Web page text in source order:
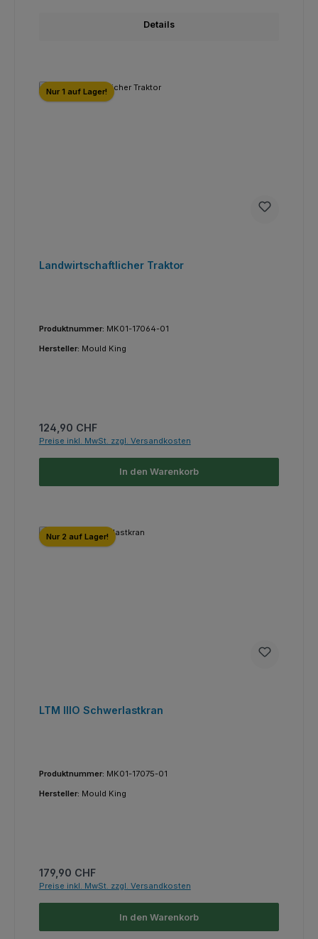
Details
Nur 1 auf Lager!
Landwirtschaftlicher Traktor
Produktnummer: MK01-17064-01
Hersteller: Mould King
Regulärer Preis:
124,90 CHF
Preise inkl. MwSt. zzgl. Versandkosten
In den Warenkorb
Nur 2 auf Lager!
LTM IIIO Schwerlastkran
Produktnummer: MK01-17075-01
Hersteller: Mould King
Regulärer Preis:
179,90 CHF
Preise inkl. MwSt. zzgl. Versandkosten
In den Warenkorb